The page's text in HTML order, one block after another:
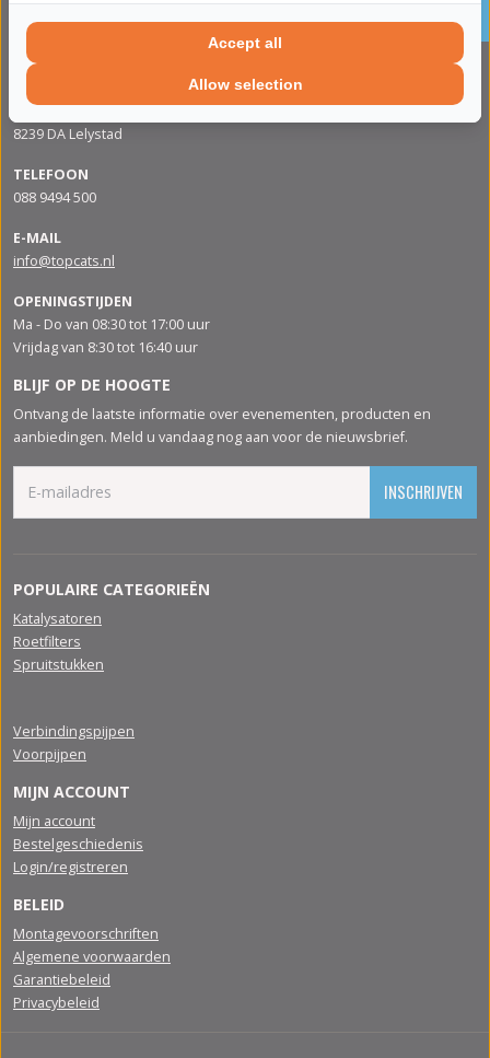
roetfilters
CONTACTGEGVENS
Apolloweg 88
8239 DA Lelystad
TELEFOON
088 9494 500
E-MAIL
info@topcats.nl
OPENINGSTIJDEN
Ma - Do van 08:30 tot 17:00 uur
Vrijdag van 8:30 tot 16:40 uur
BLIJF OP DE HOOGTE
Ontvang de laatste informatie over evenementen, producten en
aanbiedingen. Meld u vandaag nog aan voor de nieuwsbrief.
INSCHRIJVEN
POPULAIRE CATEGORIEËN
Katalysatoren
Roetfilters
Spruitstukken
Verbindingspijpen
Voorpijpen
MIJN ACCOUNT
Mijn account
Bestelgeschiedenis
Login/registreren
BELEID
Montagevoorschriften
Algemene voorwaarden
Garantiebeleid
Privacybeleid
Allow selection
Accept all